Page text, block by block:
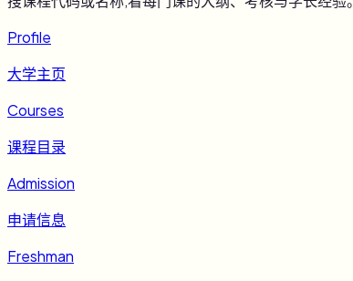
Profile
大学主页
Courses
课程目录
Admission
申请信息
Freshman